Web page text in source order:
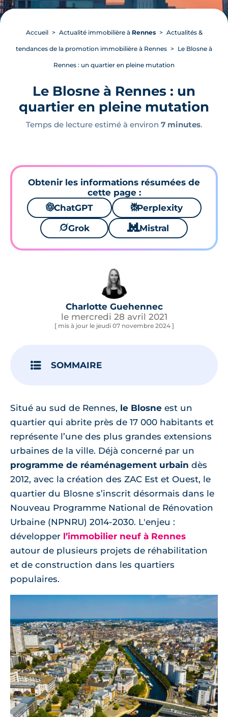
Accueil Actualité immobilière à Rennes Actualités &
tendances de la promotion immobilière à Rennes Le Blosne à
Rennes : un quartier en pleine mutation
Le Blosne à Rennes : un
quartier en pleine mutation
Temps de lecture estimé à environ 7 minutes.
Obtenir les informations résumées de
cette page :
🌌ChatGPT ⚙Perplexity
🪐Grok 🐱 Mistral
Charlotte Guehennec
le mercredi 28 avril 2021
[ mis à jour le jeudi 07 novembre 2024 ]
SOMMAIRE
Situé au sud de Rennes, le Blosne est un
quartier qui abrite près de 17 000 habitants et
représente l’une des plus grandes extensions
urbaines de la ville. Déjà concerné par un
programme de réaménagement urbain dès
2012, avec la création des ZAC Est et Ouest, le
quartier du Blosne s’inscrit désormais dans le
Nouveau Programme National de Rénovation
Urbaine (NPNRU) 2014-2030. L'enjeu :
développer l’immobilier neuf à Rennes
autour de plusieurs projets de réhabilitation
et de construction dans les quartiers
populaires.